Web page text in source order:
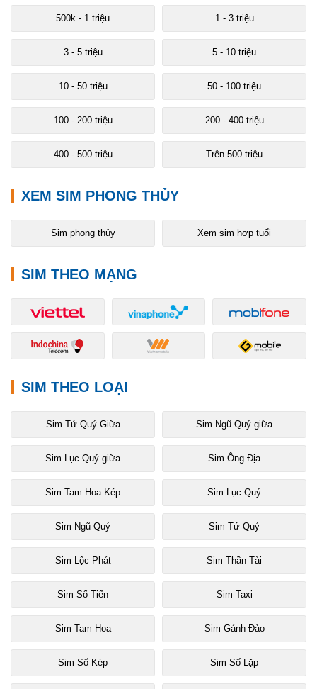
500k - 1 triệu 1 - 3 triệu
3 - 5 triệu 5 - 10 triệu
10 - 50 triệu 50 - 100 triệu
100 - 200 triệu 200 - 400 triệu
400 - 500 triệu Trên 500 triệu
XEM SIM PHONG THỦY
Sim phong thủy Xem sim hợp tuổi
SIM THEO MẠNG
SIM THEO LOẠI
Sim Tứ Quý Giữa Sim Ngũ Quý giữa
Sim Lục Quý giữa Sim Ông Địa
Sim Tam Hoa Kép Sim Lục Quý
Sim Ngũ Quý Sim Tứ Quý
Sim Lộc Phát Sim Thần Tài
Sim Số Tiến Sim Taxi
Sim Tam Hoa Sim Gánh Đảo
Sim Số Kép Sim Số Lặp